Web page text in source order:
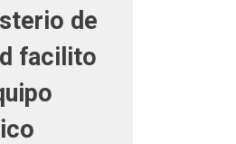
de
facilito